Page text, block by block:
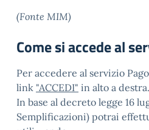
(Fonte MIM)
Come si accede al
Per accedere al servizio
link "ACCEDI" in alto a destra.
In base al decreto legge 16
Semplificazioni) potrai